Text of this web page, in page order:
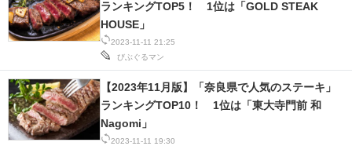
2023-11-11 21:25
びぶぐるマン
ランキングTOP5！ 1位は「GOLD STEAK
HOUSE」
2023-11-11 19:30
【2023年11月版】「奈良県で人気のステーキ」
ランキングTOP10！ 1位は「東大寺門前 和
Nagomi」